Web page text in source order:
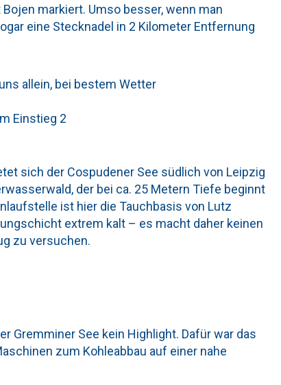
markiert. Umso besser, wenn man
eine Stecknadel in 2 Kilometer Entfernung
allein, bei bestem Wetter
Einstieg 2
sich der Cospudener See südlich von Leipzig
der bei ca. 25 Metern Tiefe beginnt
ist hier die Tauchbasis von Lutz
extrem kalt – es macht daher keinen
zu versuchen.
Gremminer See kein Highlight. Dafür war das
zum Kohleabbau auf einer nahe